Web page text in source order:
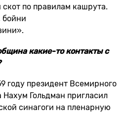
скот по правилам кашрута.
бойни
какие-то контакты с
году президент Всемирного
Нахум Гольдман пригласил
синагоги на пленарную